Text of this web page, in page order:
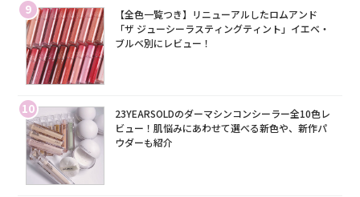
9
【全色一覧つき】リニューアルしたロムアンド
「ザ ジューシーラスティングティント」イエベ・
ブルベ別にレビュー！
10
23YEARSOLDのダーマシンコンシーラー全10色レ
ビュー！肌悩みにあわせて選べる新色や、新作パ
ウダーも紹介